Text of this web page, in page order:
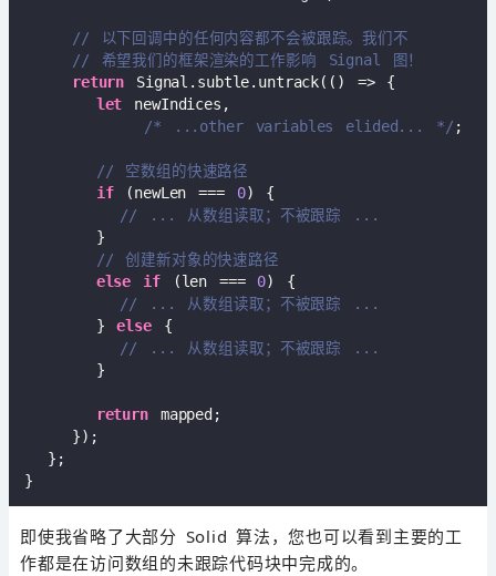
// 以下回调中的任何内容都不会被跟踪。我们不
// 希望我们的框架渲染的工作影响 Signal 图！
return Signal.subtle.untrack( () => {
let newIndices,
/* ...other variables elided... */ ;
// 空数组的快速路径
if (newLen === 0) {
// ... 从数组读取；不被跟踪 ...
      }
// 创建新对象的快速路径
else
if (len === 0) {
// ... 从数组读取；不被跟踪 ...
      }
else {
// ... 从数组读取；不被跟踪 ...
      }
return mapped;
    });
  };
即使我省略了大部分 Solid 算法，您也可以看到主要的工
作都是在访问数组的未跟踪代码块中完成的。